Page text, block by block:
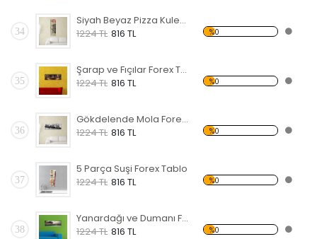
34
Siyah Beyaz Pizza Kulesi Forex Tablo
1224 TL 816 TL %0
35
Şarap ve Fıçılar Forex Tablo
1224 TL 816 TL %0
36
Gökdelende Mola Forex Tablo
1224 TL 816 TL %0
37
5 Parça Suşi Forex Tablo
1224 TL 816 TL %0
38
Yanardağı ve Dumanı Forex Tablo
1224 TL 816 TL %0